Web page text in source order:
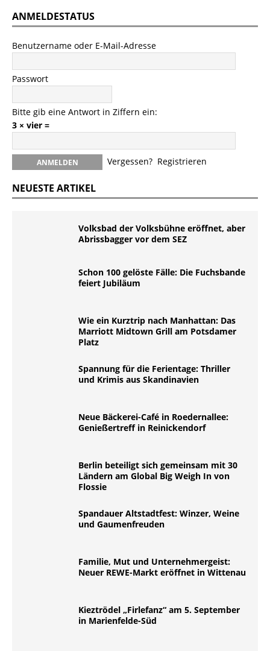
ANMELDESTATUS
Benutzername oder E-Mail-Adresse
Passwort
Bitte gib eine Antwort in Ziffern ein:
3 × vier =
Vergessen? Registrieren
NEUESTE ARTIKEL
Volksbad der Volksbühne eröffnet, aber
Abrissbagger vor dem SEZ
Schon 100 gelöste Fälle: Die Fuchsbande
feiert Jubiläum
Wie ein Kurztrip nach Manhattan: Das
Marriott Midtown Grill am Potsdamer
Platz
Spannung für die Ferientage: Thriller
und Krimis aus Skandinavien
Neue Bäckerei-Café in Roedernallee:
Genießertreff in Reinickendorf
Berlin beteiligt sich gemeinsam mit 30
Ländern am Global Big Weigh In von
Flossie
Spandauer Altstadtfest: Winzer, Weine
und Gaumenfreuden
Familie, Mut und Unternehmergeist:
Neuer REWE-Markt eröffnet in Wittenau
Kieztrödel „Firlefanz“ am 5. September
in Marienfelde-Süd